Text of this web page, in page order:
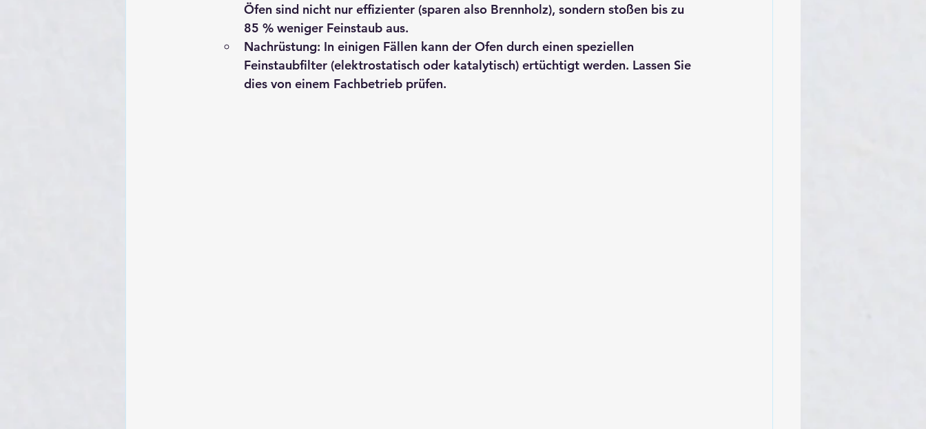
Öfen sind nicht nur effizienter (sparen also Brennholz), sondern stoßen bis zu
85 % weniger Feinstaub aus.
Nachrüstung: In einigen Fällen kann der Ofen durch einen speziellen
Feinstaubfilter (elektrostatisch oder katalytisch) ertüchtigt werden. Lassen Sie
dies von einem Fachbetrieb prüfen.